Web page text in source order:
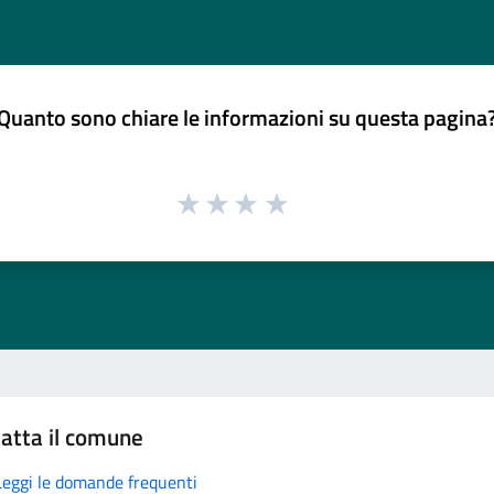
sono chiare le informazioni su questa
il comune
le domande frequenti